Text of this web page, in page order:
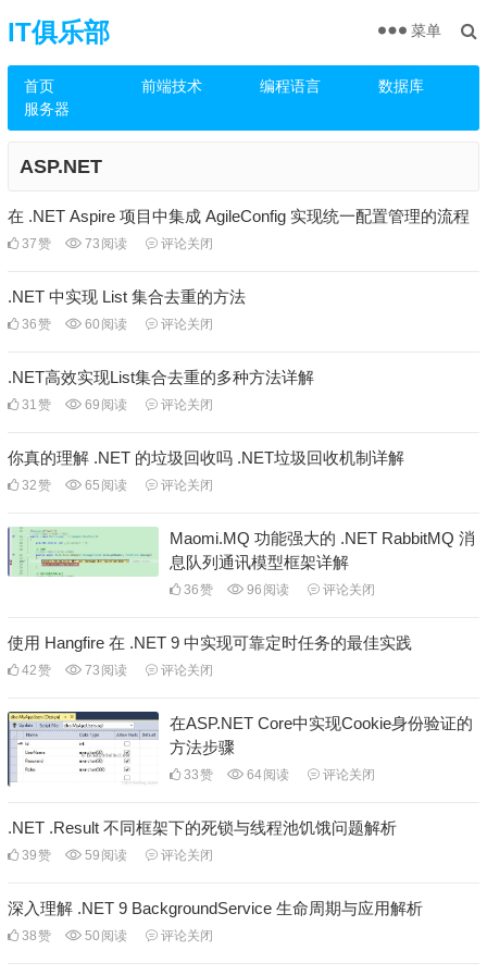
IT俱乐部
首页 前端技术 编程语言
数据库
服务器
菜单
ASP.NET
在 .NET Aspire 项目中集成 AgileConfig 实现统一配置管理的流程
37赞 73 阅读 评论关闭
.NET 中实现 List 集合去重的方法
36赞 60 阅读 评论关闭
.NET高效实现List集合去重的多种方法详解
31赞 69 阅读 评论关闭
你真的理解 .NET 的垃圾回收吗 .NET垃圾回收机制详解
32赞 65 阅读 评论关闭
Maomi.MQ 功能强大的 .NET RabbitMQ 消
息队列通讯模型框架详解
36赞 96 阅读 评论关闭
使用 Hangfire 在 .NET 9 中实现可靠定时任务的最佳实践
42赞 73 阅读 评论关闭
在ASP.NET Core中实现Cookie身份验证的
方法步骤
33赞 64阅读 评论关闭
.NET .Result 不同框架下的死锁与线程池饥饿问题解析
39赞 59 阅读 评论关闭
深入理解 .NET 9 BackgroundService 生命周期与应用解析
38赞 50 阅读 评论关闭